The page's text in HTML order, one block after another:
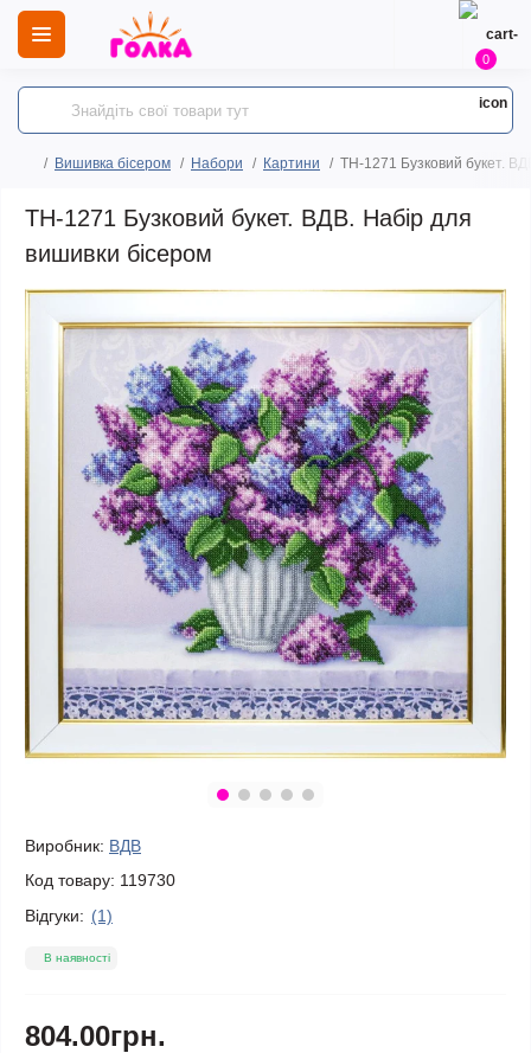
0
Вишивка бісером Набори Картини ТН-1271 Бузковий букет.
ТН-1271 Бузковий букет. ВДВ. Набір для
вишивки бісером
Виробник: ВДВ
Код товару: 119730
Відгуки: (1)
В наявності
804.00грн.